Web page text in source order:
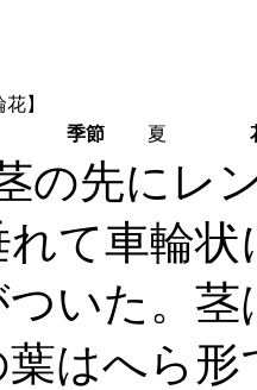
】
季節 夏
の先にレ
れて車輪
いた。
はへら